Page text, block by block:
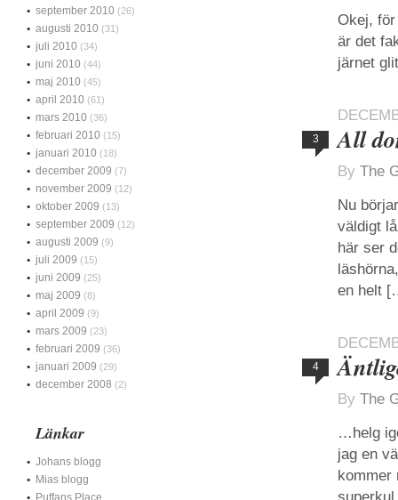
Okej,
är det
järnet
3 All
By The
Nu
väldigt
här ser
en helt
4
By The
…helg
jag en
kommer
september 2010 (26)
augusti 2010 (31)
juli 2010 (34)
juni 2010 (44)
maj 2010 (45)
april 2010 (61)
mars 2010 (36)
februari 2010 (15)
januari 2010 (18)
december 2009 (7)
november 2009 (12)
oktober 2009 (13)
september 2009 (12)
augusti 2009 (9)
juli 2009 (15)
juni 2009 (25)
maj 2009 (8)
april 2009 (9)
mars 2009 (23)
februari 2009 (36)
januari 2009 (29)
december 2008 (2)
Länkar
Johans blogg
Mias blogg
Puffans Place